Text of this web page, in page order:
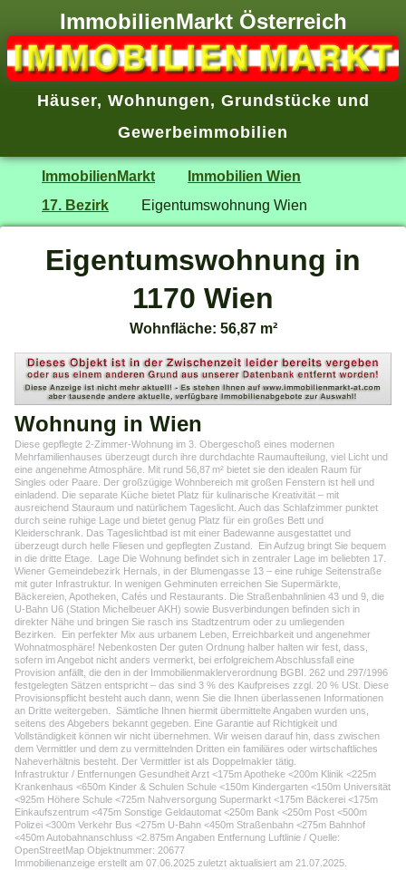
ImmobilienMarkt Österreich
Häuser, Wohnungen, Grundstücke und
Gewerbeimmobilien
ImmobilienMarkt
Immobilien Wien
17. Bezirk
Eigentumswohnung Wien
Eigentumswohnung in
1170 Wien
Wohnfläche: 56,87 m²
Wohnung in Wien
Diese gepflegte 2-Zimmer-Wohnung im 3. Obergeschoß eines modernen
Mehrfamilienhauses überzeugt durch ihre durchdachte Raumaufteilung, viel Licht und
eine angenehme Atmosphäre. Mit rund 56,87 m² bietet sie den idealen Raum für
Singles oder Paare. Der großzügige Wohnbereich mit großen Fenstern ist hell und
einladend. Die separate Küche bietet Platz für kulinarische Kreativität – mit
ausreichend Stauraum und natürlichem Tageslicht. Auch das Schlafzimmer punktet
durch seine ruhige Lage und bietet genug Platz für ein großes Bett und
Kleiderschrank. Das Tageslichtbad ist mit einer Badewanne ausgestattet und
überzeugt durch helle Fliesen und gepflegten Zustand. Ein Aufzug bringt Sie bequem
in die dritte Etage. Lage Die Wohnung befindet sich in zentraler Lage im beliebten 17.
Wiener Gemeindebezirk Hernals, in der Blumengasse 13 – eine ruhige Seitenstraße
mit guter Infrastruktur. In wenigen Gehminuten erreichen Sie Supermärkte,
Bäckereien, Apotheken, Cafés und Restaurants. Die Straßenbahnlinien 43 und 9, die
U-Bahn U6 (Station Michelbeuer AKH) sowie Busverbindungen befinden sich in
direkter Nähe und bringen Sie rasch ins Stadtzentrum oder zu umliegenden
Bezirken. Ein perfekter Mix aus urbanem Leben, Erreichbarkeit und angenehmer
Wohnatmosphäre! Nebenkosten Der guten Ordnung halber halten wir fest, dass,
sofern im Angebot nicht anders vermerkt, bei erfolgreichem Abschlussfall eine
Provision anfällt, die den in der Immobilienmaklerverordnung BGBI. 262 und 297/1996
festgelegten Sätzen entspricht – das sind 3 % des Kaufpreises zzgl. 20 % USt. Diese
Provisionspflicht besteht auch dann, wenn Sie die Ihnen überlassenen Informationen
an Dritte weitergeben. Sämtliche Ihnen hiermit übermittelte Angaben wurden uns,
seitens des Abgebers bekannt gegeben. Eine Garantie auf Richtigkeit und
Vollständigkeit können wir nicht übernehmen. Wir weisen darauf hin, dass zwischen
dem Vermittler und dem zu vermittelnden Dritten ein familiäres oder wirtschaftliches
Naheverhältnis besteht. Der Vermittler ist als Doppelmakler tätig.
Infrastruktur / Entfernungen Gesundheit Arzt <175m Apotheke <200m Klinik <225m
Krankenhaus <650m Kinder & Schulen Schule <150m Kindergarten <150m Universität
<925m Höhere Schule <725m Nahversorgung Supermarkt <175m Bäckerei <175m
Einkaufszentrum <475m Sonstige Geldautomat <250m Bank <250m Post <500m
Polizei <300m Verkehr Bus <275m U-Bahn <450m Straßenbahn <275m Bahnhof
<450m Autobahnanschluss <2.875m Angaben Entfernung Luftlinie / Quelle:
OpenStreetMap Objektnummer: 20677
Immobilienanzeige erstellt am 07.06.2025 zuletzt aktualisiert am 21.07.2025.